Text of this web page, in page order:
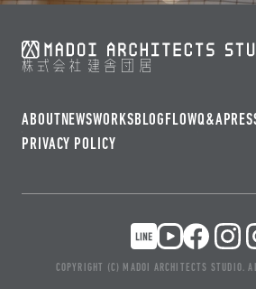
ABOUTNEWSWORKS BLOG FLOWQ&A
PRIVACY POLICY
COPYRIGHT (C) MADOI ARCHITECTS STUDIO.